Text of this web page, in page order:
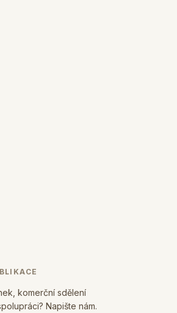
komerční sdělení
Napište nám.